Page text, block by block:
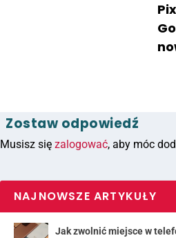
Zostaw odpowiedź
Musisz się zalogować, aby móc
NAJNOWSZE ARTYKUŁY
Jak zwolnić miejsce w